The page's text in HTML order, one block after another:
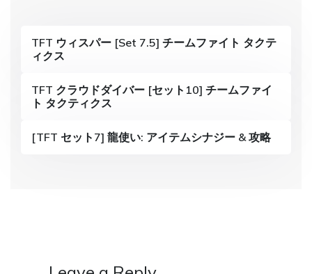
TFT ウィスパー [Set 7.5] チームファイト タクテ
ィクス
TFT クラウドダイバー [セット10] チームファイ
ト タクティクス
[TFT セット7] 龍使い: アイテムシナジー & 攻略